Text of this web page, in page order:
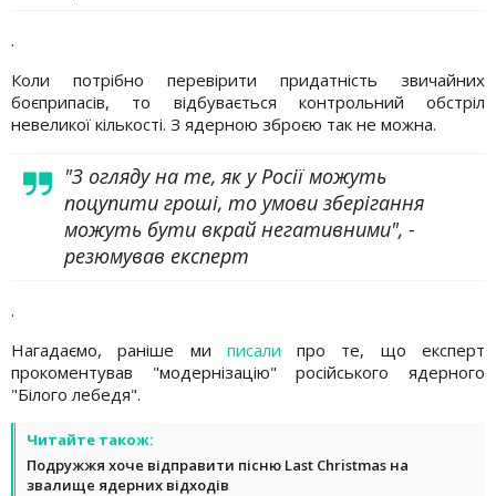
.
Коли потрібно перевірити придатність звичайних
боєприпасів, то відбувається контрольний обстріл
невеликої кількості. З ядерною зброєю так не можна.
"З огляду на те, як у Росії можуть
поцупити гроші, то умови зберігання
можуть бути вкрай негативними", -
резюмував експерт
.
Нагадаємо, раніше ми писали про те, що експерт
прокоментував "модернізацію" російського ядерного
"Білого лебедя".
Читайте також:
Подружжя хоче відправити пісню Last Christmas на
звалище ядерних відходів